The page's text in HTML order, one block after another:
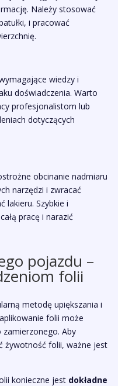
Należy stosować
i pracować
wiedzy i
doświadczenia. Warto
profesjonalistom lub
dotyczących
obcinanie nadmiaru
narzędzi i zwracać
lakieru. Szybkie i
pracę i narazić
pojazdu –
folii
metodę upiększania i
folii może
zamierzonego. Aby
żywotność folii, ważne jest
konieczne jest dokładne